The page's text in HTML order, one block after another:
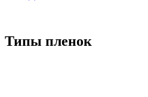
Типы пленок